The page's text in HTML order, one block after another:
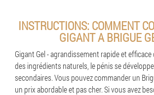
INSTRUCTIONS: COMMENT
GIGANT A BRIGUE
Gigant Gel - agrandissement rapide et efficace
des ingrédients naturels, le pénis se
secondaires. Vous pouvez commander un
un prix abordable et pas cher. Si vous avez